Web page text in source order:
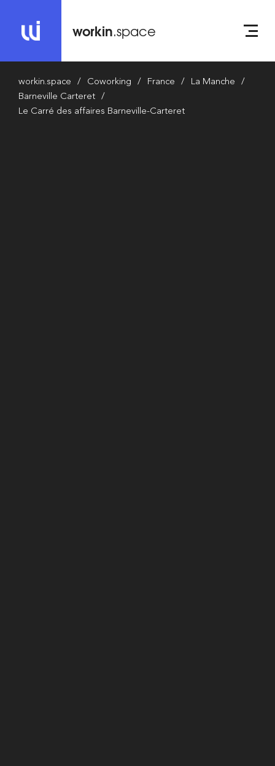
workin.space
workin.space Coworking France
La Manche
Barneville Carteret
Le Carré des affaires Barneville-Carteret